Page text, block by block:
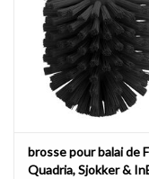
brosse pour balai de
Quadria, Sjokker &